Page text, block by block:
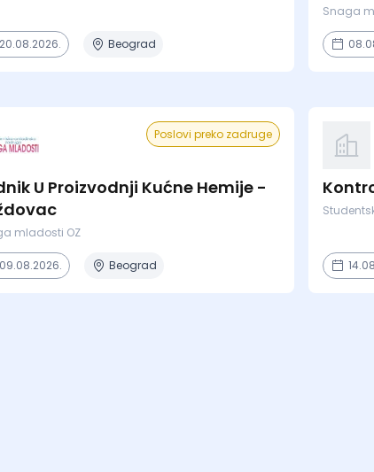
20.08.2026. Beograd
Snaga
Poslovi preko zadruge
U Proizvodnji Kućne Hemije -
mladosti OZ
09.08.2026. Beograd